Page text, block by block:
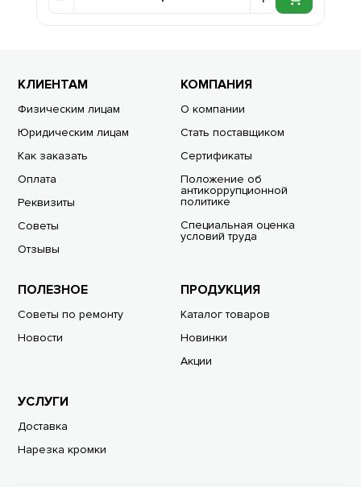
КЛИЕНТАМ
Физическим лицам
Юридическим лицам
Как заказать
Оплата
Реквизиты
Советы
Отзывы
КОМПАНИЯ
О компании
Стать поставщиком
Сертификаты
Положение об
антикоррупционной
политике
Специальная оценка
условий труда
ПОЛЕЗНОЕ
Советы по ремонту
Новости
ПРОДУКЦИЯ
Каталог товаров
Новинки
Акции
УСЛУГИ
Доставка
Нарезка кромки